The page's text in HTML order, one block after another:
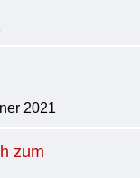
2021
zum